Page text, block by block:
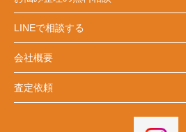
LINEで相談する
会社概要
査定依頼